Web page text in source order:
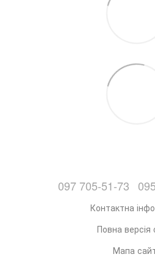
097 705-51-73
Контактна
Повна версія
Мапа